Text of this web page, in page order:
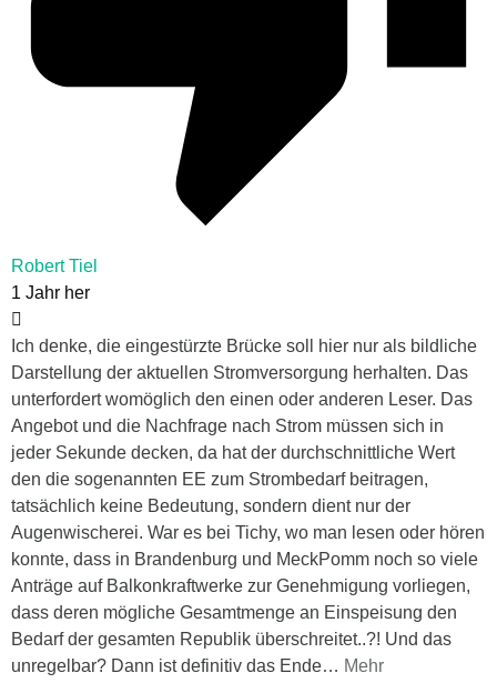
Robert Tiel
1 Jahr her
Ich denke, die eingestürzte Brücke soll hier nur als bildliche
Darstellung der aktuellen Stromversorgung herhalten. Das
unterfordert womöglich den einen oder anderen Leser. Das
Angebot und die Nachfrage nach Strom müssen sich in
jeder Sekunde decken, da hat der durchschnittliche Wert
den die sogenannten EE zum Strombedarf beitragen,
tatsächlich keine Bedeutung, sondern dient nur der
Augenwischerei. War es bei Tichy, wo man lesen oder hören
konnte, dass in Brandenburg und MeckPomm noch so viele
Anträge auf Balkonkraftwerke zur Genehmigung vorliegen,
dass deren mögliche Gesamtmenge an Einspeisung den
Bedarf der gesamten Republik überschreitet..?! Und das
unregelbar? Dann ist definitiv das Ende… Mehr